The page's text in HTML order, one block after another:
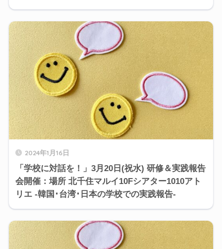
2024年1月16日
「学校に対話を！」3月20日(祝水) 研修＆実践報告
会開催：場所 北千住マルイ10Fシアター1010アト
リエ -韓国･台湾･日本の学校での実践報告-